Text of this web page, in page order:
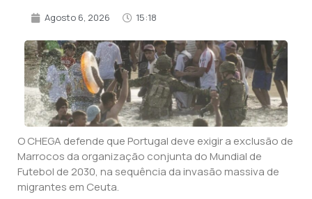
Agosto 6, 2026 15:18
O CHEGA defende que Portugal deve exigir a exclusão de
Marrocos da organização conjunta do Mundial de
Futebol de 2030, na sequência da invasão massiva de
migrantes em Ceuta.